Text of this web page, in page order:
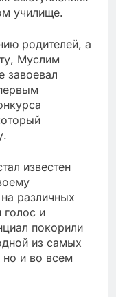
училище.
родителей, а
Муслим
завоевал
известен
различных
голос и
покорили
из самых
и во всем